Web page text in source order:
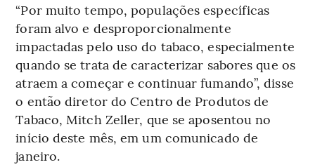
“Por muito tempo, populações específicas
foram alvo e desproporcionalmente
impactadas pelo uso do tabaco, especialmente
quando se trata de caracterizar sabores que os
atraem a começar e continuar fumando”, disse
o então diretor do Centro de Produtos de
Tabaco, Mitch Zeller, que se aposentou no
início deste mês, em um comunicado de
janeiro.